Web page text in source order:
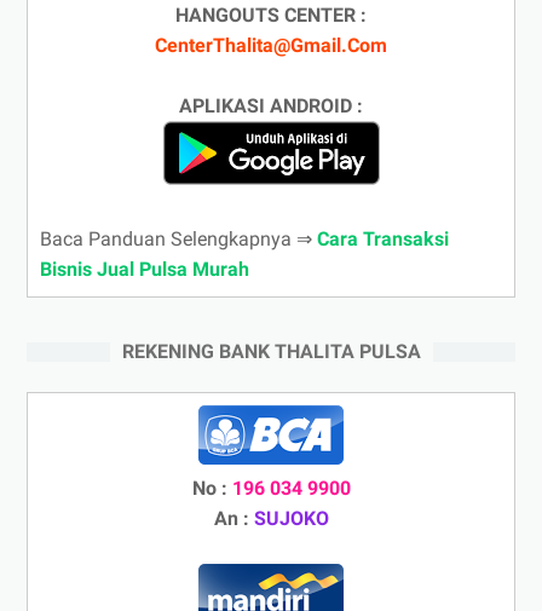
HANGOUTS CENTER :
CenterThalita@Gmail.Com
APLIKASI ANDROID :
Baca Panduan Selengkapnya ⇒ Cara Transaksi
Bisnis Jual Pulsa Murah
REKENING BANK THALITA PULSA
No : 196 034 9900
An : SUJOKO